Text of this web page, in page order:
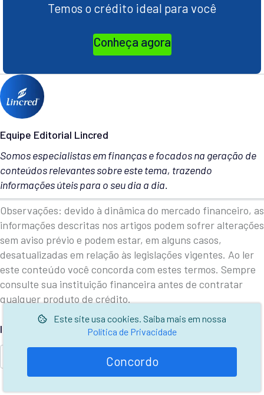
Temos o crédito ideal para você
Conheça agora
Equipe Editorial Lincred
Somos especialistas em finanças e focados na geração de
conteúdos relevantes sobre este tema, trazendo
informações úteis para o seu dia a dia.
Observações: devido à dinâmica do mercado financeiro, as
informações descritas nos artigos podem sofrer alterações
sem aviso prévio e podem estar, em alguns casos,
desatualizadas em relação às legislações vigentes. Ao ler
este conteúdo você concorda com estes termos. Sempre
consulte sua instituição financeira antes de contratar
qualquer produto de crédito.
Isto foi útil?
Este site usa cookies. Saiba mais em nossa
Política de Privacidade
Concordo